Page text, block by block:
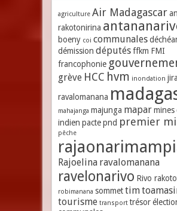
agriculture Air Madagascar
rakotonirina
boeny coi communales
démission députés ffkm FMI
francophonie
grève HCC hvm inondation
ravalomanana
mahajanga majunga mapar mines
indien pacte pnd premier
pêche
Rajoelina ravalomanana
ravelonarivo Rivo
robimanana sommet tim
tourisme transport trésor